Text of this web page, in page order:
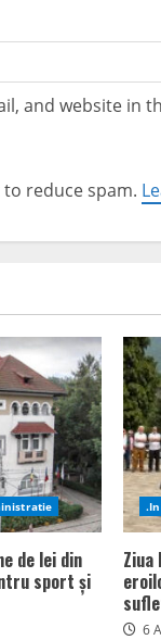
and website in
reduce spam.
de lei din
sport și
Ziua
6